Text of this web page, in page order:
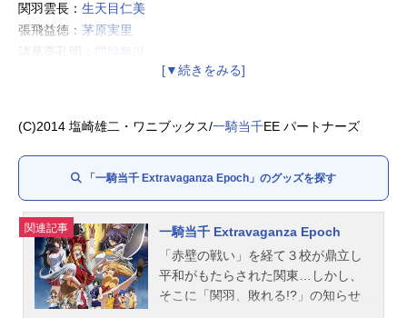
関羽雲長： 生天目仁美
張飛益徳： 茅原実里
諸葛亮孔明：
曹仁子孝：
斎藤千和
夏侯惇元譲：阪口周平
柳生三厳： 田辺留依
源九郎義経：巽悠衣子
武蔵坊弁慶：日笠陽子
卑弥呼：たかはし智秋
宝蔵院胤舜：石川英郎
(C)2014 塩崎雄二・ワニブックス/一騎当千EE パートナーズ
「一騎当千 Extravaganza Epoch」のグッズを探す
関連記事
一騎当千 Extravaganza Epoch
「赤壁の戦い」を経て３校が鼎立し
平和がもたらされた関東…しかし、
そこに「関羽、敗れる!?」の知らせ